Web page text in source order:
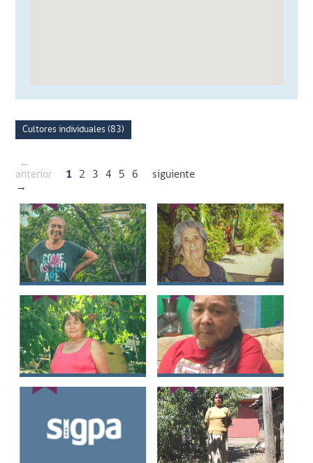
Cultores individuales (83)
←
anterior
1 2 3 4 5 6
siguiente
→
Grimilda Aurora
Sandoval
Valenzuela
María del Rosario
Esparza Rodríguez
Israela del Carmen
Caro Romero
Rosa Elvira
Antihueno Caro